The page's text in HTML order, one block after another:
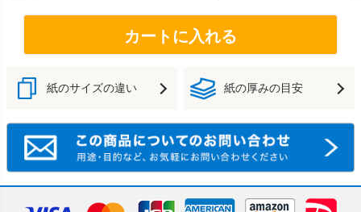
カートに入れる
紙のサイズの違い 紙の厚みの目安